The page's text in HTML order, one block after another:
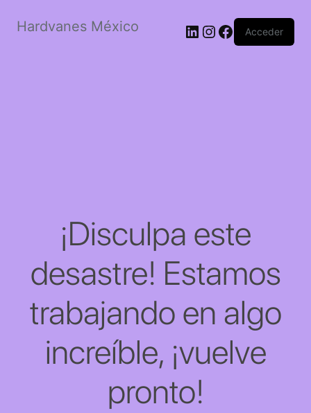
Hardvanes México LinkedIn
Instagram
Facebook
Acceder
¡Disculpa este
desastre! Estamos
trabajando en algo
increíble, ¡vuelve
pronto!